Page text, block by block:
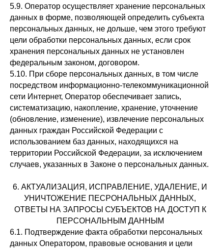
5.9. Оператор осуществляет хранение персональных
данных в форме, позволяющей определить субъекта
персональных данных, не дольше, чем этого требуют
цели обработки персональных данных, если срок
хранения персональных данных не установлен
федеральным законом, договором.
5.10. При сборе персональных данных, в том числе
посредством информационно-телекоммуникационной
сети Интернет, Оператор обеспечивает запись,
систематизацию, накопление, хранение, уточнение
(обновление, изменение), извлечение персональных
данных граждан Российской Федерации с
использованием баз данных, находящихся на
территории Российской Федерации, за исключением
случаев, указанных в Законе о персональных данных.
6. АКТУАЛИЗАЦИЯ, ИСПРАВЛЕНИЕ, УДАЛЕНИЕ, И
УНИЧТОЖЕНИЕ ПЕСРОНАЛЬНЫХ ДАННЫХ,
ОТВЕТЫ НА ЗАПРОСЫ СУБЪЕКТОВ НА ДОСТУП К
ПЕРСОНАЛЬНЫМ ДАННЫМ
6.1. Подтверждение факта обработки персональных
данных Оператором, правовые основания и цели